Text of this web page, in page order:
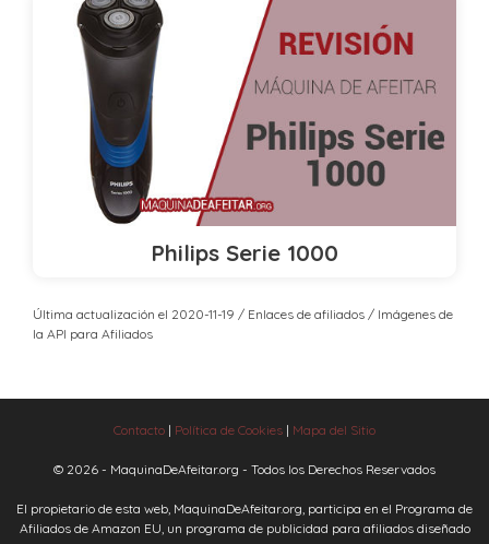
Philips Serie 1000
Última actualización el 2020-11-19 / Enlaces de afiliados / Imágenes de
la API para Afiliados
Contacto | Política de Cookies | Mapa del Sitio
© 2026 - MaquinaDeAfeitar.org - Todos los Derechos Reservados
El propietario de esta web, MaquinaDeAfeitar.org, participa en el Programa de
Afiliados de Amazon EU, un programa de publicidad para afiliados diseñado